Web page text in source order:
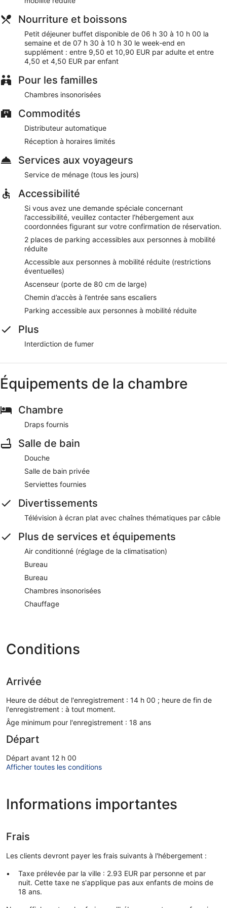
B&B HOTEL MEAUX offre une myriade de prestations
boissons et d'en-cas et un ascenseur. Le Wi-Fi est disponible
gratuitement dans les espaces communs. Un parking en
libre-service est disponible gratuitement.
Cet hôtel de Meaux est non-fumeurs.
Moyennant un supplément, les clients peuvent profiter d'un
petit déjeuner buffet en semaine de 06 h 30 à 10 h 00 et le
week-end de 07 h 30 à 10 h 30.
Nourriture et boissons
Petit déjeuner buffet disponible de 06 h 30 à 10 h 00 la
semaine et de 07 h 30 à 10 h 30 le week-end en
supplément : entre 9,50 et 10,90 EUR par adulte et entre
4,50 et 4,50 EUR par enfant
Pour les familles
Chambres insonorisées
Commodités
Distributeur automatique
Réception à horaires limités
Services aux voyageurs
Service de ménage (tous les jours)
Accessibilité
Si vous avez une demande spéciale concernant
l’accessibilité, veuillez contacter l’hébergement aux
coordonnées figurant sur votre confirmation de réservation.
2 places de parking accessibles aux personnes à mobilité
réduite
Accessible aux personnes à mobilité réduite (restrictions
éventuelles)
Ascenseur (porte de 80 cm de large)
Chemin d’accès à l’entrée sans escaliers
Parking accessible aux personnes à mobilité réduite
Plus
Interdiction de fumer
Équipements de la chambre
Chambre
Draps fournis
Salle de bain
Douche
Salle de bain privée
Serviettes fournies
Divertissements
Télévision à écran plat avec chaînes thématiques par câble
Plus de services et équipements
Air conditionné (réglage de la climatisation)
Bureau
Bureau
Chambres insonorisées
Chauffage
Conditions
Arrivée
Heure de début de l'enregistrement : 14 h 00 ; heure de fin de
l'enregistrement : à tout moment.
Âge minimum pour l'enregistrement : 18 ans
Départ
Départ avant 12 h 00
Afficher toutes les conditions
Informations importantes
Frais
Les clients devront payer les frais suivants à l'hébergement :
Taxe prélevée par la ville : 2.93 EUR par personne et par
nuit. Cette taxe ne s'applique pas aux enfants de moins de
18 ans.